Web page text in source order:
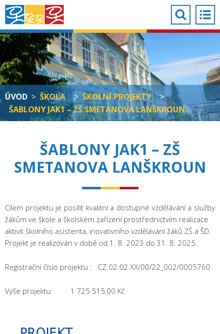
ÚVOD > ŠKOLA > ŠKOLNÍ PROJEKTY
>
ŠABLONY JAK1 – ZŠ SMETANOVA LANŠKROUN
ŠABLONY JAK1 – ZŠ
SMETANOVA LANŠKROUN
Cílem projektu je posílit kvalitní a dostupné vzdělávání a služby
žákům ve škole a školském zařízení prostřednictvím realizace
aktivit školního asistenta, inovativního vzdělávání žáků ZŠ a ŠD.
Projekt je realizován v době od 1. 8. 2023 do 31. 8. 2025.
Registrační číslo projektu : CZ.02.02.XX/00/22_002/0005760
Výše projektu: 1 725 515,00 Kč